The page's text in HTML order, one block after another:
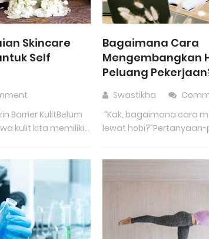
Skincare
Self
Barrier KulitBelum
kulit kita memiliki...
Bagaimana Cara
Mengembangkan
Peluang
Swastikha
“Kak, bagaimana cara
lewat